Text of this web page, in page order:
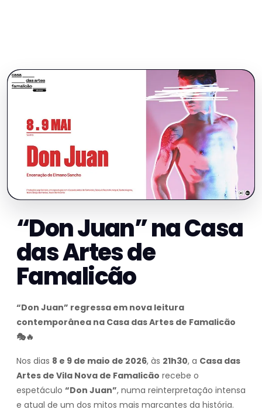
“Don Juan” na Casa
das Artes de
Famalicão
“Don Juan” regressa em nova leitura
contemporânea na Casa das Artes de Famalicão
🎭🔥
Nos dias 8 e 9 de maio de 2026, às 21h30, a Casa das
Artes de Vila Nova de Famalicão recebe o
espetáculo “Don Juan”, numa reinterpretação intensa
e atual de um dos mitos mais marcantes da história.